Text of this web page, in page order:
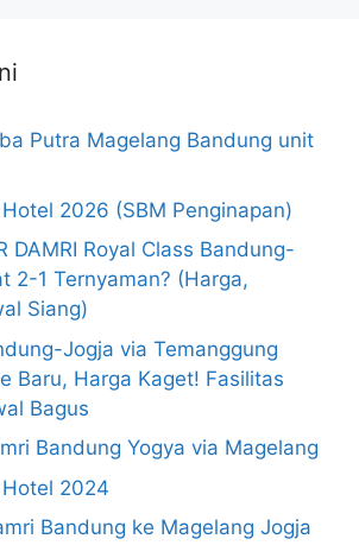
Putra Magelang Bandung unit
2026 (SBM Penginapan)
DAMRI Royal Class Bandung-
2-1 Ternyaman? (Harga,
Siang)
Jogja via Temanggung
Baru, Harga Kaget! Fasilitas
Bagus
Bandung Yogya via Magelang
2024
Bandung ke Magelang Jogja